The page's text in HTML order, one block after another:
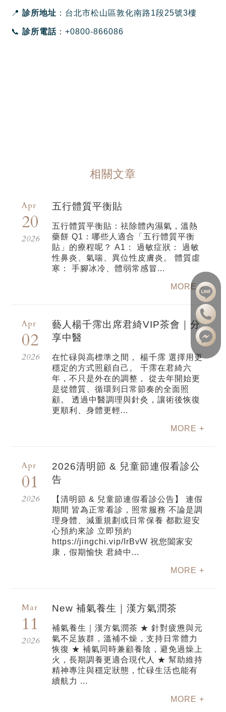
📍診所地址 ：台北市松山區敦化南路1段25號3樓
📞診所電話 ：+0800-866086
相關文章
Apr
20
2026
五行體質平衡貼
五行體質平衡貼：祛除體內濕氣，溫熱
藥餅 Q1：哪些人適合「五行體質平衡
貼」的療程呢？ A1： 過敏症狀： 過敏
性鼻炎、氣喘、異位性皮膚炎。 體質虛
寒： 手腳冰冷、體弱常感冒...
MORE +
Apr
02
2026
藝人楊千霈出席君綺VIP茶會｜分
享中醫
在忙碌與高標準之間， 楊千霈 選擇用更
穩定的方式照顧自己。 千霈在君綺六
年，不只是外在的調整， 從去年開始更
是從體質、循環到日常節奏的全面照
顧。 透過中醫調理與針灸，讓術後恢復
更順利、身體更輕...
MORE +
Apr
01
2026
2026清明節 & 兒童節連假看診公
告
【清明節 & 兒童節連假看診公告】 連假
期間 皆為正常看診，照常服務 不論是調
理身體、減重規劃或日常保養 都歡迎安
心預約來診 立即預約
https://jingchi.vip/IrBvW 祝您闔家安
康，假期愉快 君綺中...
MORE +
Mar
11
2026
New 補氣養生｜漢方氣潤茶
補氣養生｜漢方氣潤茶 ★ 針對疲憊與元
氣不足族群，溫補不燥，支持日常體力
恢復 ★ 補氣同時兼顧養陰，避免過燥上
火，長期調養更適合現代人 ★ 幫助維持
精神專注與穩定狀態，忙碌生活也能有
續航力 ...
MORE +